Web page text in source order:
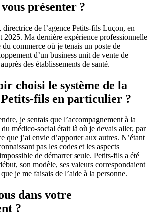
présenter ?
directrice de l’agence Petits-fils Luçon, en
2025. Ma dernière expérience professionnelle
du commerce où je tenais un poste de
d’un business unit de vente de
des établissements de santé.
choisi le système de la
fils en particulier ?
je sentais que l’accompagnement à la
médico-social était là où je devais aller, par
que j’ai envie d’apporter aux autres. N’étant
pas les codes et les aspects
de démarrer seule. Petits-fils a été
son modèle, ses valeurs correspondaient
je me faisais de l’aide à la personne.
dans votre
?